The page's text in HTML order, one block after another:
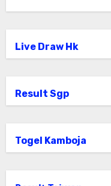
Live Draw Hk
Result Sgp
Togel Kamboja